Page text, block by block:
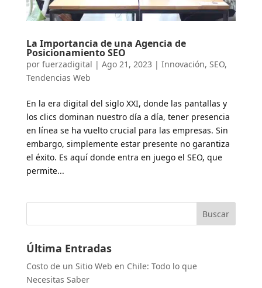
La Importancia de una Agencia de
Posicionamiento SEO
por fuerzadigital | Ago 21, 2023 | Innovación, SEO,
Tendencias Web
En la era digital del siglo XXI, donde las pantallas y
los clics dominan nuestro día a día, tener presencia
en línea se ha vuelto crucial para las empresas. Sin
embargo, simplemente estar presente no garantiza
el éxito. Es aquí donde entra en juego el SEO, que
permite...
Buscar
Última Entradas
Costo de un Sitio Web en Chile: Todo lo que
Necesitas Saber